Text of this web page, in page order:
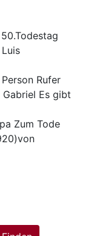
50.Todestag
Rufer
Es gibt
Zum Tode